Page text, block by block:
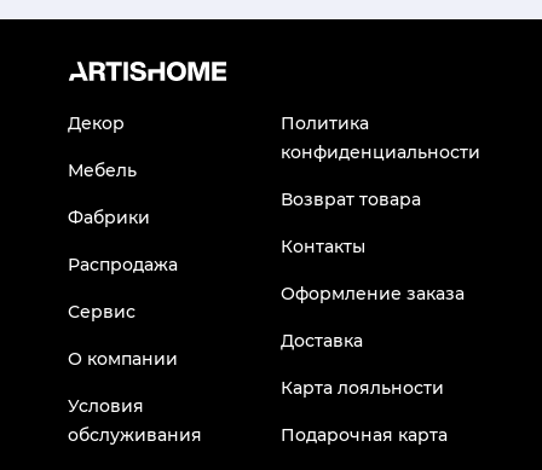
Декор
Мебель
Фабрики
Распродажа
Сервис
О компании
Условия
обслуживания
Политика
конфиденциальности
Возврат товара
Контакты
Оформление заказа
Доставка
Карта лояльности
Подарочная карта